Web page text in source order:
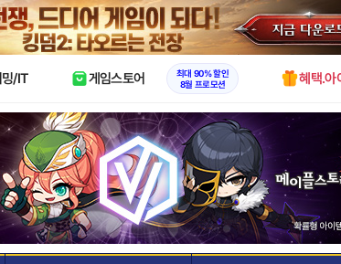
X
/IT 게임스토어
최대 90% 할인
8월 프로모션
혜택.아